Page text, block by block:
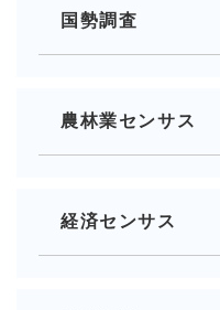
国勢調査
農林業センサス
経済センサス